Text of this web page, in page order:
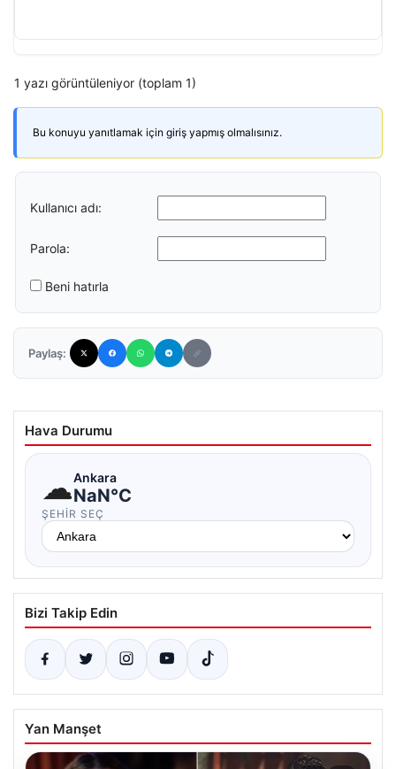
1 yazı görüntüleniyor (toplam 1)
Bu konuyu yanıtlamak için giriş yapmış olmalısınız.
Kullanıcı adı:
Parola:
Beni hatırla
Paylaş:
Hava Durumu
☁Ankara
NaN°C
ŞEHIR SEÇ
Bizi Takip Edin
Yan Manşet